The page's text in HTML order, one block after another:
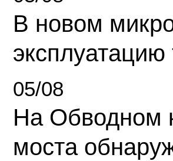
В новом
05/08
На Обводном
моста